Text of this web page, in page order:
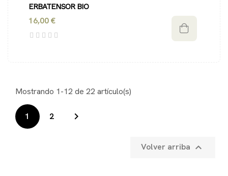
ERBATENSOR BIO
16,00 €
Mostrando 1-12 de 22 artículo(s)
1 2 
Volver arriba 